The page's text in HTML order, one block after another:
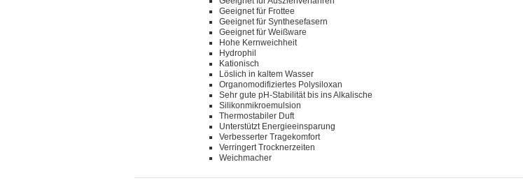
Geeignet für Frottee
Geeignet für Synthesefasern
Geeignet für Weißware
Hohe Kernweichheit
Hydrophil
Kationisch
Löslich in kaltem Wasser
Organomodifiziertes Polysiloxan
Sehr gute pH-Stabilität bis ins Alkalische
Silikonmikroemulsion
Thermostabiler Duft
Unterstützt Energieeinsparung
Verbesserter Tragekomfort
Verringert Trocknerzeiten
Weichmacher